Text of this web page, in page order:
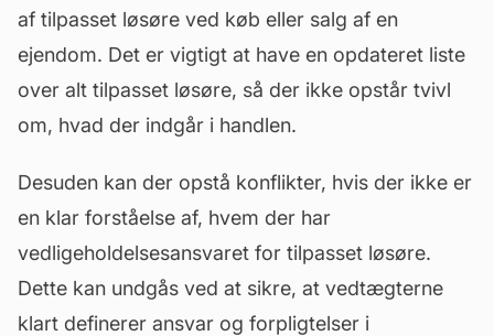
af tilpasset løsøre ved køb eller salg af en
ejendom. Det er vigtigt at have en opdateret liste
over alt tilpasset løsøre, så der ikke opstår tvivl
om, hvad der indgår i handlen.
Desuden kan der opstå konflikter, hvis der ikke er
en klar forståelse af, hvem der har
vedligeholdelsesansvaret for tilpasset løsøre.
Dette kan undgås ved at sikre, at vedtægterne
klart definerer ansvar og forpligtelser i